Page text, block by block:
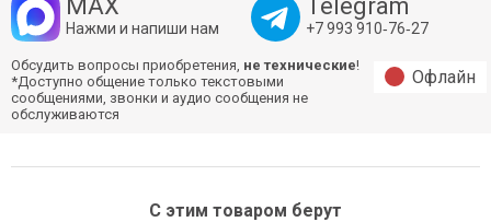
MAX
Нажми и напиши нам
Telegram
+7 993 910‑76‑27
Обсудить вопросы приобретения, не технические!
*Доступно общение только текстовыми
сообщениями, звонки и аудио сообщения не
обслуживаются
Офлайн
С этим товаром берут